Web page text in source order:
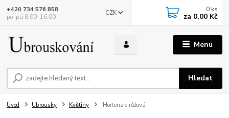
Menu
CZK
Hledat
+420 734 576 858
po–pá 8.00–16.00
0 ks
za 0,00 Kč
Úvod Ubrousky Květiny Hortenzie růžová